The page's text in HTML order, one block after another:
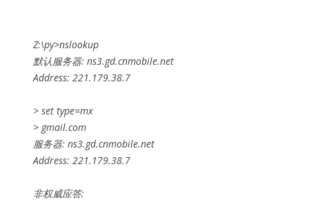
Z:\py>nslookup
默认服务器: ns3.gd.cnmobile.net
Address: 221.179.38.7
> set type=mx
> gmail.com
服务器: ns3.gd.cnmobile.net
Address: 221.179.38.7
非权威应答: